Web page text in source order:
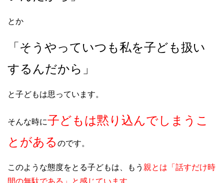
とか
「そうやっていつも私を子ども扱い
するんだから」
と子どもは思っています。
そんな時に子どもは黙り込んでしまうこ
とがある のです。
このような態度をとる子どもは、もう 親とは「話すだけ時
間の無駄である」と感じています